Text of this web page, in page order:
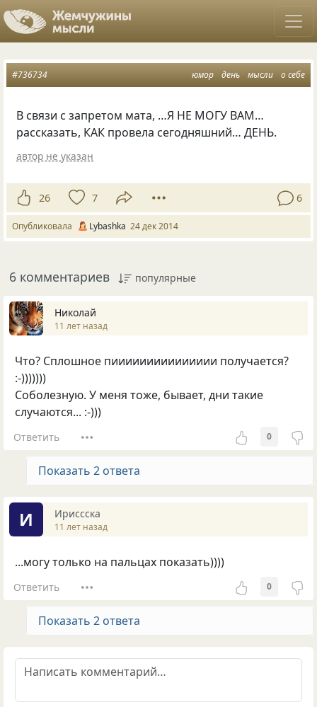
юмор день мысли о себе
#736734
В cвязи с зaпретом мaта, …Я НЕ МОГУ ВАМ…
рaссказать, КАК провелa сегодняшний… ДЕНЬ.
автор не указан
26 7 6
Опубликовала Lybashka 24 дек 2014
6 комментариев популярные
Hиколай
11 лет назад
Что? Сплошное пиииииииииииииии получается?
:-)))))))
Соболезную. У меня тоже, бывает, дни такие
случаются... :-)))
Ответить 0
Показать 2 ответа
И Ириссска
11 лет назад
...могу только на пальцах показать))))
Ответить 0
Показать 2 ответа